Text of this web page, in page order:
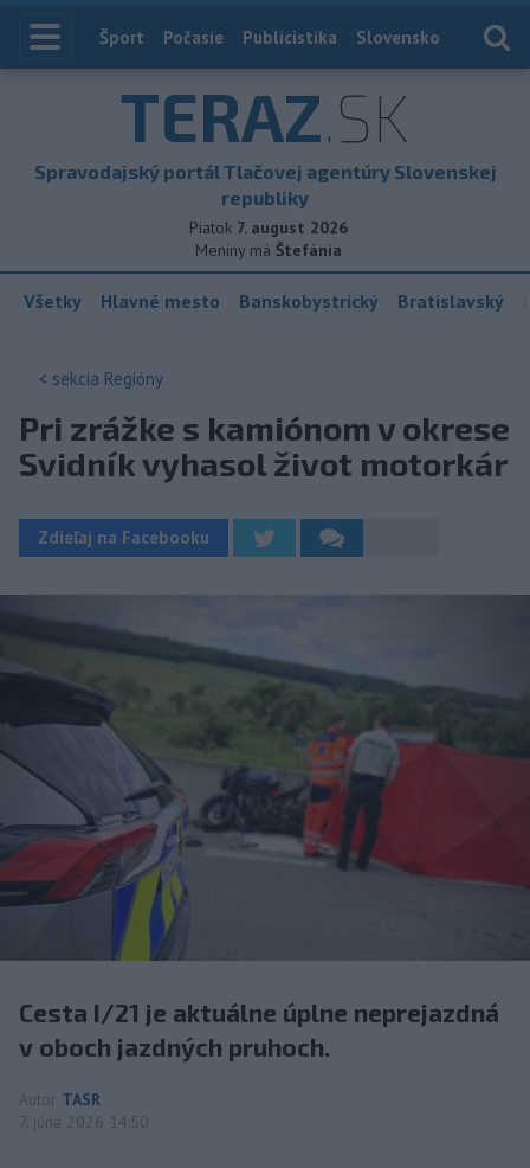
Index
Šport Počasie Publicistika Slovensko
TERAZ.SK
Spravodajský portál Tlačovej agentúry Slovenskej
republiky
Piatok 7. august 2026
Meniny má Štefánia
Všetky Hlavné mesto Banskobystrický Bratislavský
< sekcia Regióny
Pri zrážke s kamiónom v okrese
Svidník vyhasol život motorkár
Zdieľaj na Facebooku
Cesta I/21 je aktuálne úplne neprejazdná
v oboch jazdných pruhoch.
Autor TASR
7. júna 2026 14:50